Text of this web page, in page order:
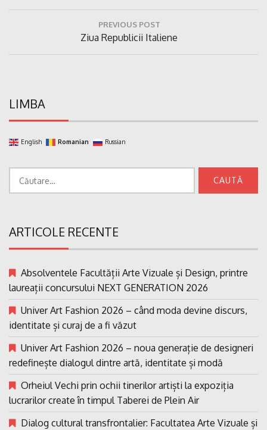
PREVIOUS POST
Previous
Post:
Ziua Republicii Italiene
LIMBA
English Romanian Russian
ARTICOLE RECENTE
Absolventele Facultății Arte Vizuale și Design, printre
laureații concursului NEXT GENERATION 2026
Univer Art Fashion 2026 – când moda devine discurs,
identitate și curaj de a fi văzut
Univer Art Fashion 2026 – noua generație de designeri
redefinește dialogul dintre artă, identitate și modă
Orheiul Vechi prin ochii tinerilor artiști la expoziția
lucrarilor create în timpul Taberei de Plein Air
Dialog cultural transfrontalier: Facultatea Arte Vizuale și